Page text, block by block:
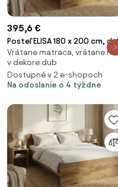
395,6 €
Posteľ ELISA 180 x 200 cm,
artisan Rošt: S lamelovým
roštom, Matrac: Matrac
SOMMERA 18 cm
Vrátane matraca, vrátane
v dekore dub
Dostupné v 2 e-shopoch
Na odoslanie o 4 týždne